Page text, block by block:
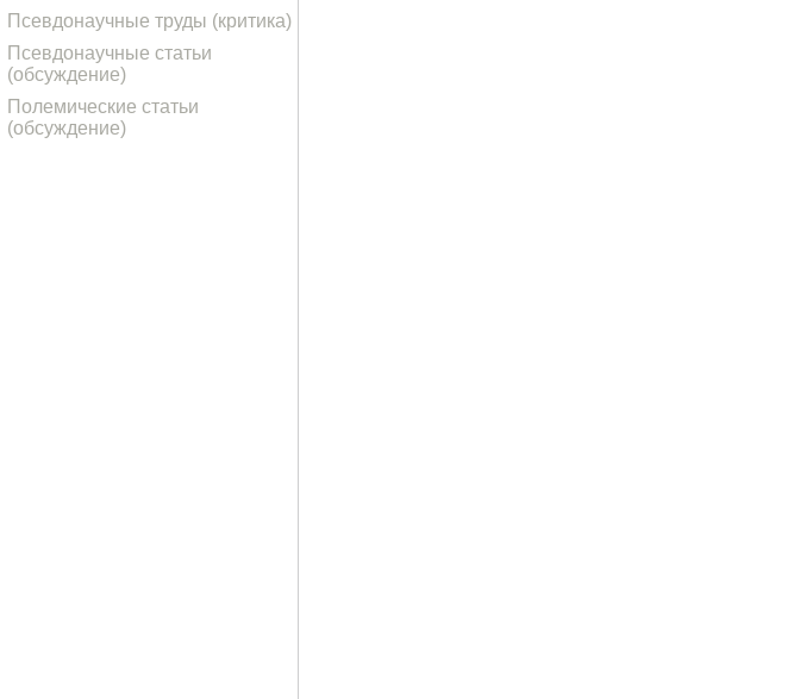
Псевдонаучные труды (критика)
Псевдонаучные статьи
(обсуждение)
Полемические статьи
(обсуждение)